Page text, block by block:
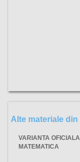
Alte materiale
VARIANTA
MATEMATICA